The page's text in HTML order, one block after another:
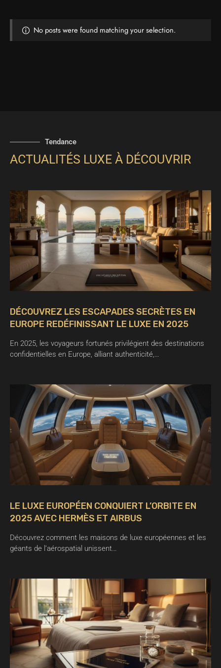
No posts were found matching your selection.
Tendance
ACTUALITÉS LUXE À DÉCOUVRIR
DÉCOUVREZ LES ESCAPADES SECRÈTES EN
EUROPE REDÉFINISSANT LE LUXE EN 2025
En 2025, les voyageurs fortunés privilégient des destinations
confidentielles en Europe, alliant authenticité,…
LE LUXE EUROPÉEN CONQUIERT L’ORBITE EN
2025 AVEC HERMÈS ET AIRBUS
Découvrez comment les maisons de luxe européennes et les
géants de l’aérospatial unissent…